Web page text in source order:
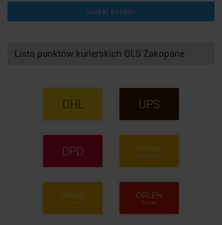
Szukaj punktu
Lista punktów kurierskich GLS Zakopane
DHL UPS
DPD InPost
Paczkomaty
InPost
Kurier
ORLEN
Paczka